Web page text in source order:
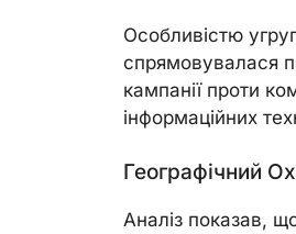
Особливістю
спрямовувалася
кампанії проти
інформаційних
Географічний
Аналіз показав,